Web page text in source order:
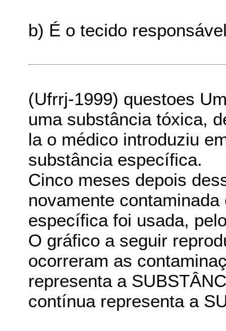
b) É o tecido
(Ufrrj-1999) questoes
uma substância tóxica,
la o médico introduziu
substância específica.
Cinco meses depois
novamente
específica foi usada,
O gráfico a seguir
ocorreram as
representa a
contínua representa a